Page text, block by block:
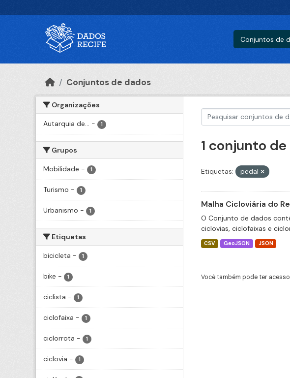
Conjuntos de
Conjuntos de dados
Organizações
Autarquia de... - 1
Grupos
Mobilidade - 1
Turismo - 1
Urbanismo - 1
Etiquetas
bicicleta - 1
bike - 1
ciclista - 1
ciclofaixa - 1
ciclorrota - 1
ciclovia - 1
1 conjunto
Etiquetas: pedal
Malha Cicloviária do
O Conjunto de dados
ciclovias, ciclofaixas e
CSV GeoJSON JSON
Você também pode ter